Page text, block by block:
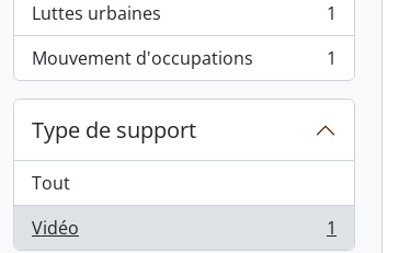
Luttes urbaines
, 1 résultats
1
Mouvement d'occupations
, 1 résultats 1
Type de support
Tout
Vidéo
, 1 résultats 1